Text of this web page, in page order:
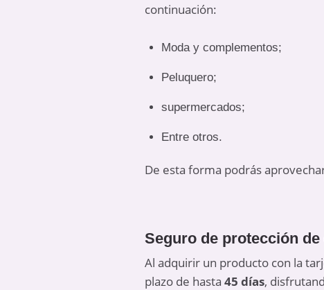
continuación:
Moda y complementos;
Peluquero;
supermercados;
Entre otros.
De esta forma podrás
Seguro de protección
Al adquirir un producto con la
plazo de hasta 45 días,